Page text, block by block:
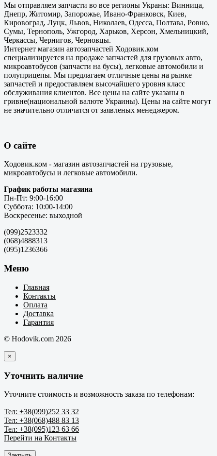
Мы отправляем запчасти во все регионы Украны: Винница,
Днепр, Житомир, Запорожье, Ивано-Франковск, Киев,
Кировоград, Луцк, Львов, Николаев, Одесса, Полтава, Ровно,
Сумы, Тернополь, Ужгород, Харьков, Херсон, Хмельницкий,
Черкассы, Чернигов, Черновцы.
Интернет магазин автозапчастей Ходовик.ком
специализируется на продаже запчастей для грузовых авто,
микроавтобусов (запчасти на бусы), легковые автомобили и
полуприцепы. Мы предлагаем отличные цены на рынке
запчастей и предоставляем высочайшего уровня класс
обслуживания клиентов. Все цены на сайте указаны в
гривне(национальной валюте Украины). Цены на сайте могут
не значительно отличатся от заявленых менеджером.
О сайте
Ходовик.ком - магазин автозапчастей на грузовые,
микроавтобусы и легковые автомобили.
График работы магазина
Пн-Пт: 9:00-16:00
Суббота: 10:00-14:00
Воскресенье: выходной
(099)2523332
(068)4888313
(095)1236366
Меню
Главная
Контакты
Оплата
Доставка
Гарантия
© Hodovik.com 2026
×
Уточнить наличие
Уточните стоимость и возможность заказа по телефонам:
Тел: +38(099)252 33 32
Тел: +38(068)488 83 13
Тел: +38(095)123 63 66
Перейти на Контакты